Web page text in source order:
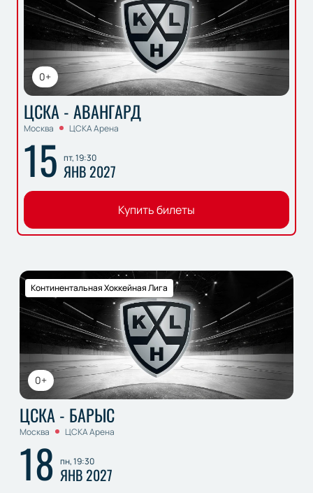
0+
ЦСКА - АВАНГАРД
Москва ЦСКА Арена
15 пт, 19:30
ЯНВ 2027
Купить билеты
0+
Континентальная Хоккейная Лига
ЦСКА - БАРЫС
Москва ЦСКА Арена
18 пн, 19:30
ЯНВ 2027